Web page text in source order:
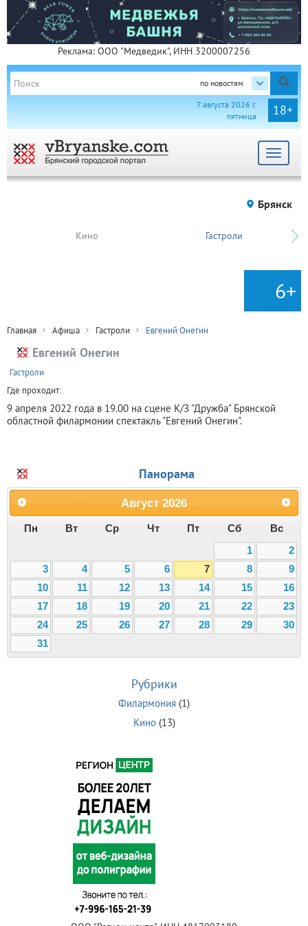
Реклама: ООО "Медведик", ИНН 3200007256
по новостям
18+
7 августа 2026 г.
пятница
Toggle
Брянск
Кино Гастроли
6+
Главная Афиша Гастроли Евгений Онегин
Евгений Онегин
Гастроли
Где проходит:
9 апреля 2022 года в 19.00 на сцене К/З "Дружба" Брянской
областной филармонии спектакль "Евгений Онегин".
Панорама
Август 2026
Пн Вт Ср Чт Пт Сб
Вс
1
2
3
4 5 6 7 8
9
10
11 12 13 14 15
16
17
18 19 20 21 22
23
24
25 26 27 28 29
30
31
Рубрики
Филармония (1)
Кино(13)